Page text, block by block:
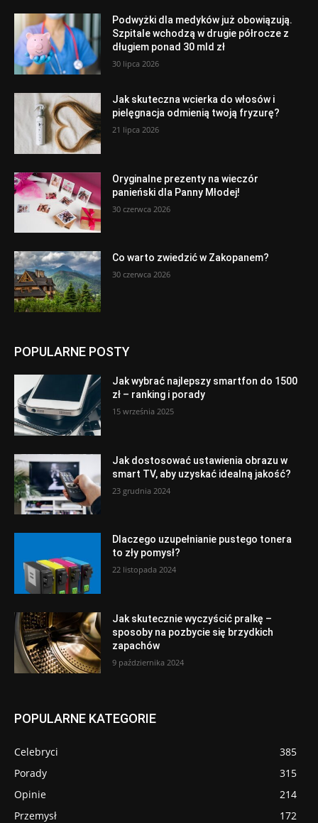
Podwyżki dla medyków już obowiązują.
Szpitale wchodzą w drugie półrocze z
długiem ponad 30 mld zł
30 lipca 2026
Jak skuteczna wcierka do włosów i
pielęgnacja odmienią twoją fryzurę?
21 lipca 2026
Oryginalne prezenty na wieczór
panieński dla Panny Młodej!
30 czerwca 2026
Co warto zwiedzić w Zakopanem?
30 czerwca 2026
POPULARNE POSTY
Jak wybrać najlepszy smartfon do 1500
zł – ranking i porady
15 września 2025
Jak dostosować ustawienia obrazu w
smart TV, aby uzyskać idealną jakość?
23 grudnia 2024
Dlaczego uzupełnianie pustego tonera
to zły pomysł?
22 listopada 2024
Jak skutecznie wyczyścić pralkę –
sposoby na pozbycie się brzydkich
zapachów
9 października 2024
POPULARNE KATEGORIE
Celebryci
385
Porady
315
Opinie
214
Przemysł
172